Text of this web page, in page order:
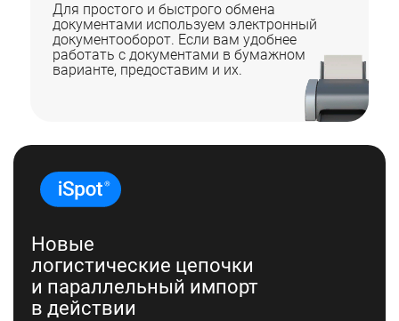
Для простого и быстрого обмена
документами используем электронный
документооборот. Если вам удобнее
работать с документами в бумажном
варианте, предоставим и их.
Новые
логистические цепочки
и параллельный импорт
в действии